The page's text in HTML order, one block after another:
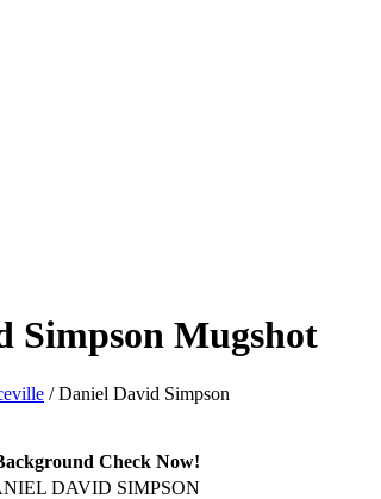
Simpson Mugshot
/ Daniel David Simpson
Check Now!
DAVID SIMPSON